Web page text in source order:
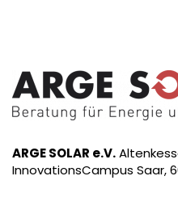
ARGE SOLAR e.V.
InnovationsCampus Saar,